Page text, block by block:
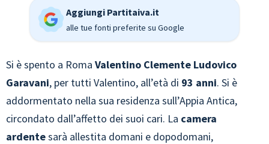
Aggiungi Partitaiva.it
alle tue fonti preferite su Google
Si è spento a Roma Valentino Clemente Ludovico
Garavani, per tutti Valentino, all’età di 93 anni. Si è
addormentato nella sua residenza sull’Appia Antica,
circondato dall’affetto dei suoi cari. La camera
ardentesarà allestita domani e dopodomani,